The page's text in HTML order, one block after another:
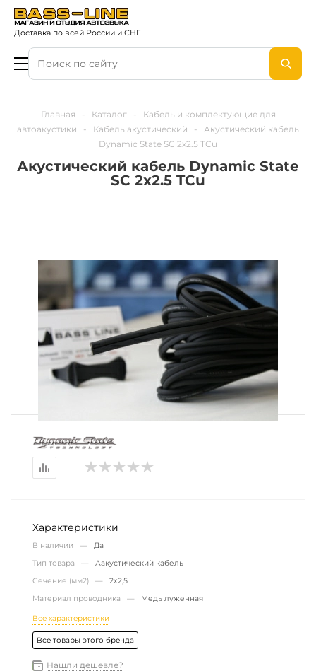
Доставка по всей России и СНГ
Главная - Каталог -
Кабель и комплектующие для
автоакустики
- Кабель акустический -
Акустический кабель
Dynamic State SC 2x2.5 TCu
Акустический кабель Dynamic State
SC 2x2.5 TCu
Характеристики
В наличии — Да
Тип товара — Аакустический кабель
Сечение (мм2) — 2х2,5
Материал проводника — Медь луженная
Все характеристики
Все товары этого бренда
Нашли дешевле?